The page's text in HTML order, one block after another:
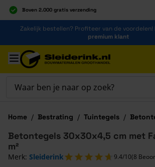
Boven 2.000 gratis verzending
Al 40 jaar dé specialist
Alles onder één dak
Ga naar de inhoud
Zakelijk bestellen? Profiteer van de voordelen!
premium klant
Ga naar hoofdinhoud
Home / Bestrating / Tuintegels /
Betontegels 30x30x4,5 cm met
m²
Merk: Sleiderink 9.4/10(8